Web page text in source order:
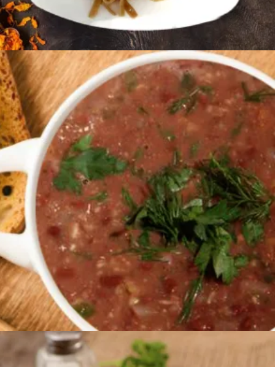
Ավելացնել զամբյուղ
1400AMD
Ավելացնել զամբյուղ